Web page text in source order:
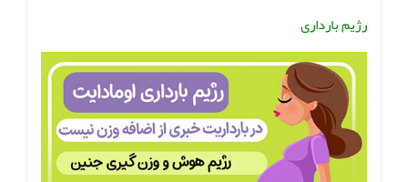
رژیم بارداری